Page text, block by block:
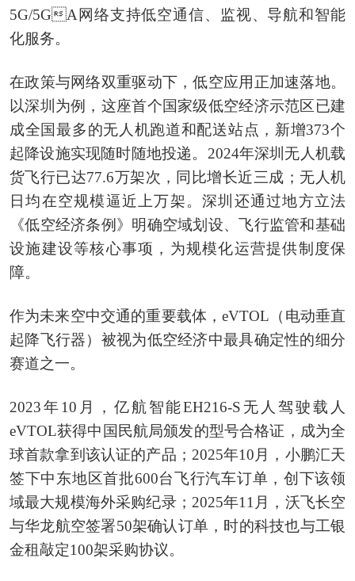
5G/5GA网络支持低空通信、监视、导航和智能
化服务。
在政策与网络双重驱动下，低空应用正加速落地。
以深圳为例，这座首个国家级低空经济示范区已建
成全国最多的无人机跑道和配送站点，新增373个
起降设施实现随时随地投递。2024年深圳无人机载
货飞行已达77.6万架次，同比增长近三成；无人机
日均在空规模逼近上万架。深圳还通过地方立法
《低空经济条例》明确空域划设、飞行监管和基础
设施建设等核心事项，为规模化运营提供制度保
障。
作为未来空中交通的重要载体，eVTOL（电动垂直
起降飞行器）被视为低空经济中最具确定性的细分
赛道之一。
2023年10月，亿航智能EH216-S无人驾驶载人
eVTOL获得中国民航局颁发的型号合格证，成为全
球首款拿到该认证的产品；2025年10月，小鹏汇天
签下中东地区首批600台飞行汽车订单，创下该领
域最大规模海外采购纪录；2025年11月，沃飞长空
与华龙航空签署50架确认订单，时的科技也与工银
金租敲定100架采购协议。